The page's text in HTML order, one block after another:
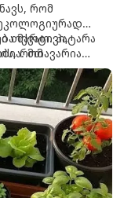
რომ
თქვათ. პატარა
რომ
მწვანილსა
მარტივი,
მთავარია
და როგორ